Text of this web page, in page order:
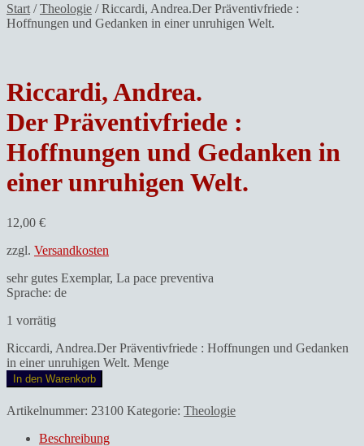
Start /Theologie /Riccardi, Andrea.Der Präventivfriede :
Hoffnungen und Gedanken in einer unruhigen Welt.
Riccardi, Andrea.
Der Präventivfriede :
Hoffnungen und Gedanken in
einer unruhigen Welt.
12,00 €
zzgl. Versandkosten
sehr gutes Exemplar, La pace preventiva
Sprache: de
1 vorrätig
Riccardi, Andrea.Der Präventivfriede : Hoffnungen und Gedanken
in einer unruhigen Welt. Menge
In den Warenkorb
Artikelnummer: 23100 Kategorie: Theologie
Beschreibung